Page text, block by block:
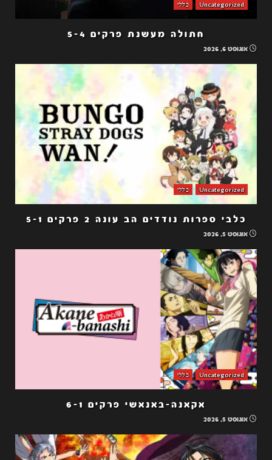
Uncategorized כללי
חתולה מעשנת פרקים 5-4
אוגוסט 6, 2026
Uncategorized כללי
כלבי ספרות נודדים הב עונה 2 פרקים 5-1
אוגוסט 5, 2026
Uncategorized כללי
אקאנה-באנאשי פרקים 6-1
אוגוסט 5, 2026